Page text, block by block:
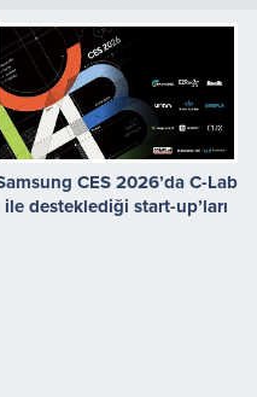
CES 2026’da C-Lab
ile desteklediği start-up’ları